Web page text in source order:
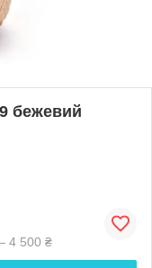
бежевий
4 500 ₴